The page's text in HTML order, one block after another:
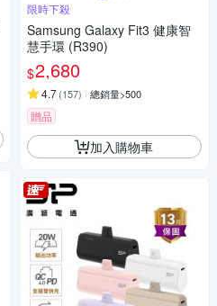
限時下殺
Samsung Galaxy Fit3 健康智
慧手環 (R390)
$2,680
4.7(157) 總銷量>500
贈品
加入購物車